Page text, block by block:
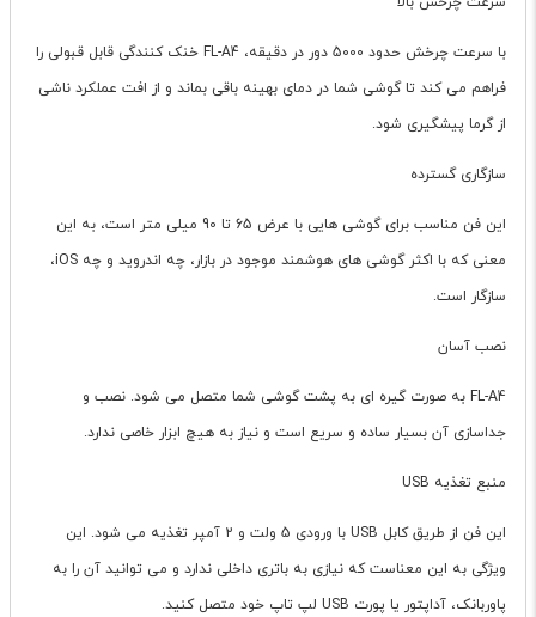
با سرعت چرخش حدود 5000 دور در دقیقه، FL-A4 خنک کنندگی قابل قبولی را
فراهم می کند تا گوشی شما در دمای بهینه باقی بماند و از افت عملکرد ناشی
از گرما پیشگیری شود.
سازگاری گسترده
این فن مناسب برای گوشی هایی با عرض 65 تا 90 میلی متر است، به این
معنی که با اکثر گوشی های هوشمند موجود در بازار، چه اندروید و چه iOS،
سازگار است.
نصب آسان
FL-A4 به صورت گیره ای به پشت گوشی شما متصل می شود. نصب و
جداسازی آن بسیار ساده و سریع است و نیاز به هیچ ابزار خاصی ندارد.
منبع تغذیه USB
این فن از طریق کابل USB با ورودی 5 ولت و 2 آمپر تغذیه می شود. این
ویژگی به این معناست که نیازی به باتری داخلی ندارد و می توانید آن را به
پاوربانک، آداپتور یا پورت USB لپ تاپ خود متصل کنید.